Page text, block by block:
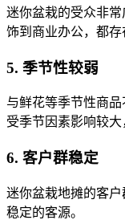
迷你盆栽的受众非
饰到商业办公，都存
5. 季节性较弱
与鲜花等季节性商
受季节因素影响较大
6. 客户群稳定
迷你盆栽地摊的客
稳定的客源。